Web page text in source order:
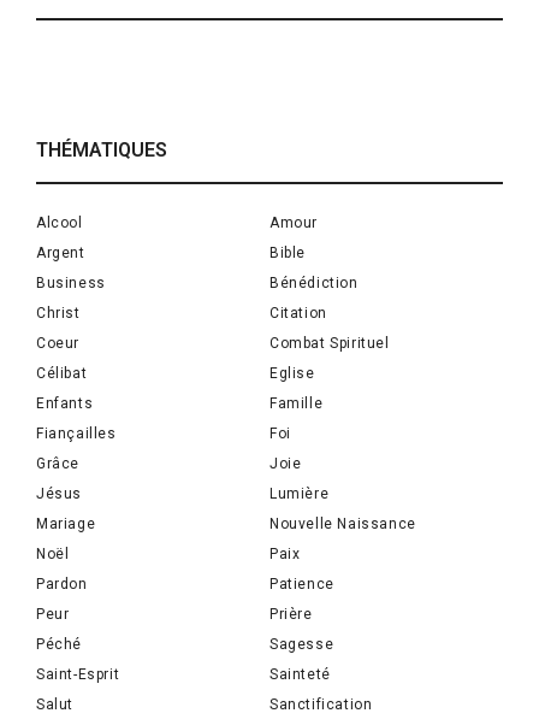
THÉMATIQUES
Alcool
Amour
Argent
Bible
Business
Bénédiction
Christ
Citation
Coeur
Combat Spirituel
Célibat
Eglise
Enfants
Famille
Fiançailles
Foi
Grâce
Joie
Jésus
Lumière
Mariage
Nouvelle Naissance
Noël
Paix
Pardon
Patience
Peur
Prière
Péché
Sagesse
Saint-Esprit
Sainteté
Salut
Sanctification